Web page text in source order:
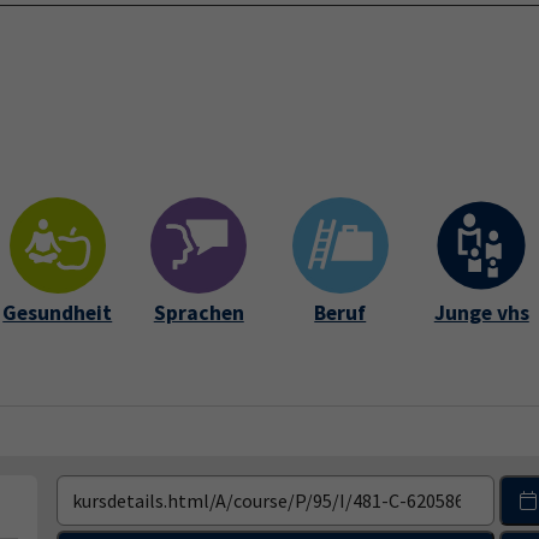
Gesundheit Sprachen Beruf Junge vhs